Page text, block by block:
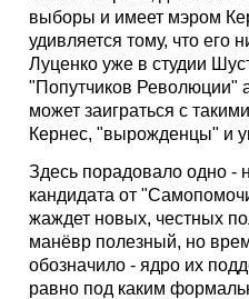
выборы и имеет мэром
удивляется тому, что его
Луценко уже в студии
"Попутчиков Революции"
может заиграться с
Кернес, "вырожденцы" и
Здесь порадовало одно -
кандидата от
жаждет новых, честных
манёвр полезный, но
обозначило - ядро их
равно под каким